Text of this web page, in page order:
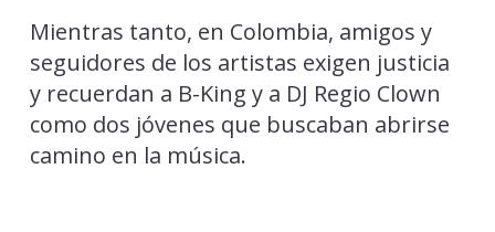
Mientras tanto, en Colombia, amigos y
seguidores de los artistas exigen justicia
y recuerdan a B-King y a DJ Regio Clown
como dos jóvenes que buscaban abrirse
camino en la música.